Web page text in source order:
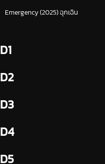
Emergency (2025) ฉุกเฉิน
D1
D2
D3
D4
D5